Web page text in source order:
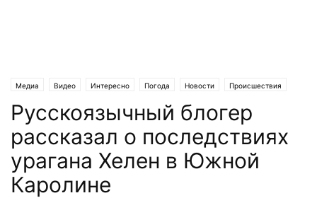
Медиа Видео Интересно Погода Новости Происшествия
Статьи
Русскоязычный блогер
рассказал о последствиях
урагана Хелен в Южной
Каролине